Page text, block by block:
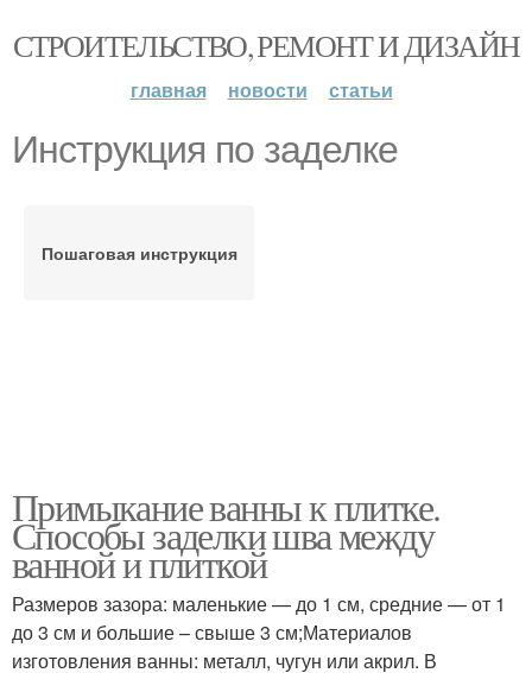
СТРОИТЕЛЬСТВО, РЕМОНТ И ДИЗАЙН
главная новости статьи
Инструкция по заделке
Пошаговая инструкция
Примыкание ванны к плитке.
Способы заделки шва между
ванной и плиткой
Размеров зазора: маленькие — до 1 см, средние — от 1
до 3 см и большие – свыше 3 см;Материалов
изготовления ванны: металл, чугун или акрил. В